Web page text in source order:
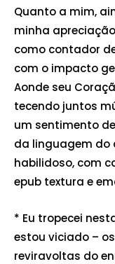
Quanto a mim,
minha
como contador
com o impacto
Aonde seu
tecendo juntos
um sentimento
da linguagem do
habilidoso, com
epub textura e
* Eu tropecei
estou viciado –
reviravoltas do